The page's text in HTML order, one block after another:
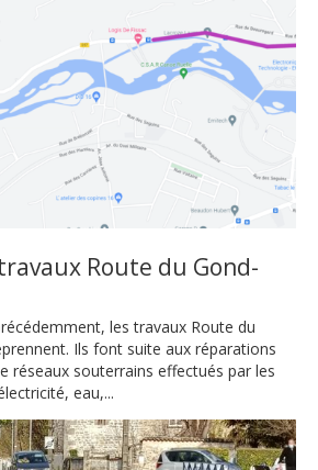
Route du Gond-
les travaux Route du
Ils font suite aux réparations
réseaux souterrains effectués par les
eau,...